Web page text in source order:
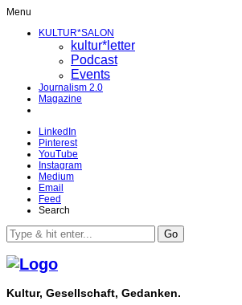
Menu
KULTUR*SALON
kultur*letter
Podcast
Events
Journalism 2.0
Magazine
LinkedIn
Pinterest
YouTube
Instagram
Medium
Email
Feed
Search
Go
Kultur, Gesellschaft, Gedanken.